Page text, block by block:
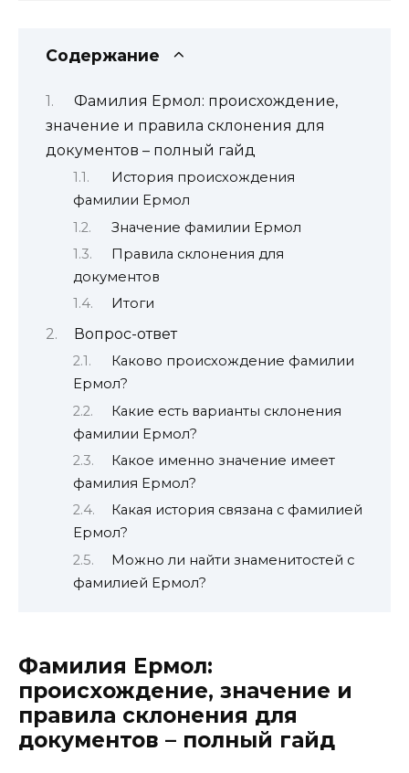
Содержание
Фамилия Ермол: происхождение,
значение и правила склонения для
документов – полный гайд
История происхождения
фамилии Ермол
Значение фамилии Ермол
Правила склонения для
документов
Итоги
Вопрос-ответ
Каково происхождение фамилии
Ермол?
Какие есть варианты склонения
фамилии Ермол?
Какое именно значение имеет
фамилия Ермол?
Какая история связана с фамилией
Ермол?
Можно ли найти знаменитостей c
фамилией Ермол?
Фамилия Ермол:
происхождение, значение и
правила склонения для
документов – полный гайд